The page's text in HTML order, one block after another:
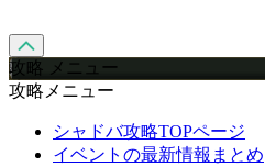
攻略 メニュー
攻略メニュー
シャドバ攻略TOPページ
イベントの最新情報まとめ